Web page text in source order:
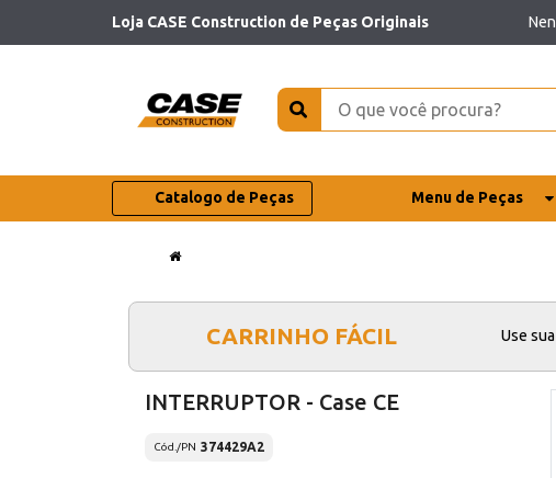
Loja CASE Construction de Peças Originais
Catalogo de Peças Menu de Peças
CARRINHO FÁCIL Use
INTERRUPTOR - Case CE
Cód./PN 374429A2